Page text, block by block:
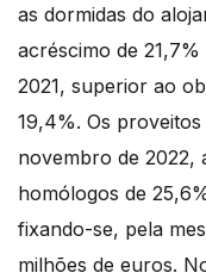
as dormidas do
acréscimo de
2021, superior ao
19,4%. Os
novembro de 2022,
homólogos de
fixando-se, pela
milhões de euros.